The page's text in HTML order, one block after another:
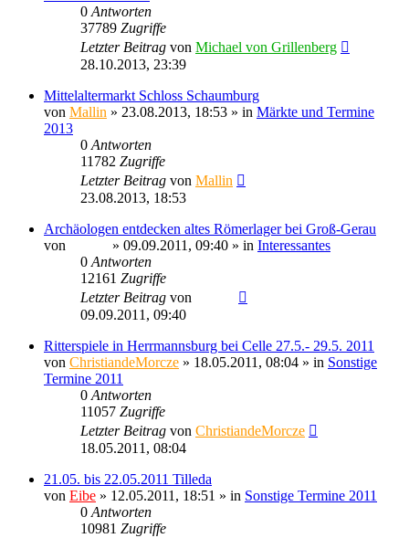
0 Antworten
37789 Zugriffe
Letzter Beitrag von Michael von Grillenberg
28.10.2013, 23:39
Mittelaltermarkt Schloss Schaumburg
von Mallin » 23.08.2013, 18:53 » in Märkte und Termine
2013
0 Antworten
11782 Zugriffe
Letzter Beitrag von Mallin
23.08.2013, 18:53
Archäologen entdecken altes Römerlager bei Groß-Gerau
von
» 09.09.2011, 09:40 » in Interessantes
0 Antworten
12161 Zugriffe
Letzter Beitrag von
09.09.2011, 09:40
Ritterspiele in Herrmannsburg bei Celle 27.5.- 29.5. 2011
von ChristiandeMorcze » 18.05.2011, 08:04 » in Sonstige
Termine 2011
0 Antworten
11057 Zugriffe
Letzter Beitrag von ChristiandeMorcze
18.05.2011, 08:04
21.05. bis 22.05.2011 Tilleda
von Eibe » 12.05.2011, 18:51 » in Sonstige Termine 2011
0 Antworten
10981 Zugriffe